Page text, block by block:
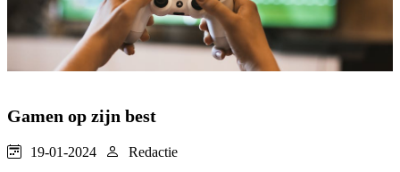
Gamen op zijn best
19-01-2024 Redactie